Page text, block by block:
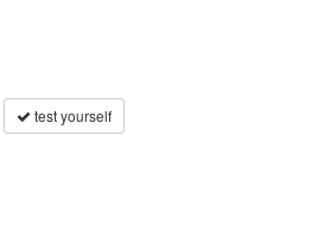
test yourself